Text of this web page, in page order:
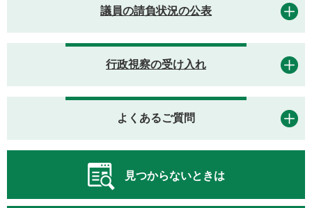
議員の請負状況の公表
行政視察の受け入れ
よくあるご質問
見つからないときは